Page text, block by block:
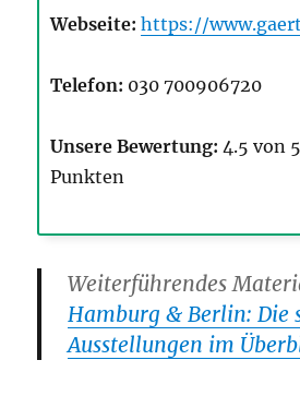
Webseite: https://
Telefon: 030 700906720
Unsere Bewertung: 4.5 von
Punkten
Weiterführendes
Hamburg & Berlin: Die
Ausstellungen im